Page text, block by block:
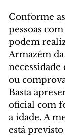
Conforme
pessoas
podem
Armazém
ou
Basta
oficial com
a idade. A
está